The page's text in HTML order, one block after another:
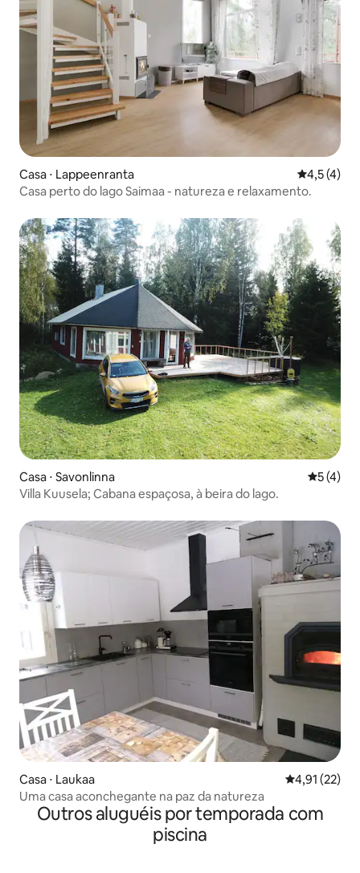
Casa ⋅ Lappeenranta 4,5 de
4,5 (4)
Casa perto do lago Saimaa - natureza e relaxamento.
Casa ⋅ Savonlinna 5 de
5 (4)
Villa Kuusela; Cabana espaçosa, à beira do lago.
Casa ⋅ Laukaa 4,91 de uma
4,91 (22)
Uma casa aconchegante na paz da natureza
Outros aluguéis por temporada com
piscina